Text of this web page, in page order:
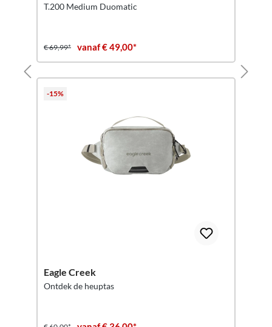
T.200 Medium Duomatic
€ 69,99* vanaf € 49,00*
-15%
Eagle Creek
Ontdek de heuptas